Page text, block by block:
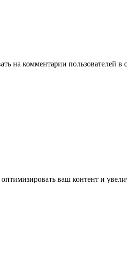
на комментарии пользователей в
ваш контент и